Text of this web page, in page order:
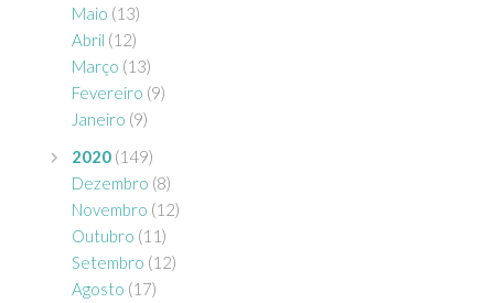
Maio (13)
Abril (12)
Março (13)
Fevereiro (9)
Janeiro (9)
2020 (149)
Dezembro (8)
Novembro (12)
Outubro (11)
Setembro (12)
Agosto (17)